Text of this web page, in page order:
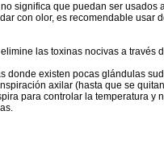
significa que puedan ser usados
con olor, es recomendable usar
las toxinas nocivas a través
donde existen pocas glándulas
axilar (hasta que se
para controlar la temperatura y